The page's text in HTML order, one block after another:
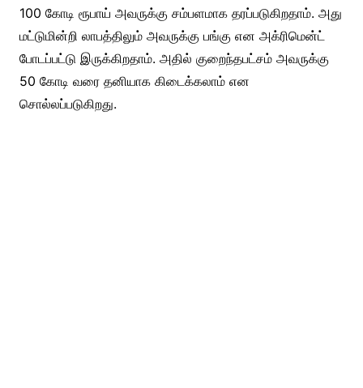
100 கோடி ரூபாய் அவருக்கு சம்பளமாக தரப்படுகிறதாம். அது
மட்டுமின்றி லாபத்திலும் அவருக்கு பங்கு என அக்ரிமென்ட்
போடப்பட்டு இருக்கிறதாம். அதில் குறைந்தபட்சம் அவருக்கு
50 கோடி வரை தனியாக கிடைக்கலாம் என
சொல்லப்படுகிறது.